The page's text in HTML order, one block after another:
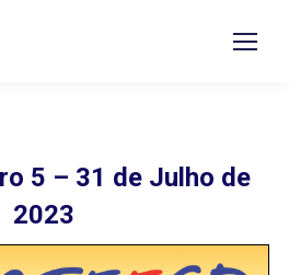
5 – 31 de Julho de
2023